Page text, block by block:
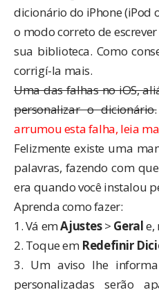
dicionário do iPhone (iPod
o modo correto de
sua biblioteca. Como
corrigí-la mais.
Uma das falhas no iOS,
personalizar o dicionário.
arrumou esta falha, leia
Felizmente existe uma
palavras, fazendo com
era quando você instalou
Aprenda como fazer:
1. Vá emAjustes> Gerale,
2. Toque em Redefinir
3. Um aviso lhe
personalizadas serão